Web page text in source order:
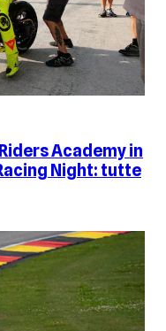
Academy in
Night: tutte